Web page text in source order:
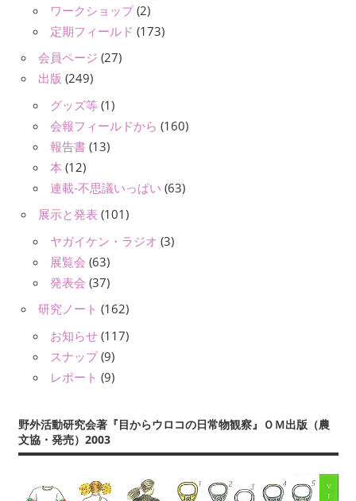
ワークショップ(2)
定期フィールド (173)
会員ページ (27)
出版 (249)
グッズ等 (1)
会報フィールドから (160)
報告書 (13)
本 (12)
連載-不思議いっぱい (63)
展示と発表 (101)
ヤガイケン・ラジオ (3)
展覧会 (63)
発表会 (37)
研究ノート (162)
お知らせ (117)
スナップ(9)
レポート (9)
野外活動研究会著『目からウロコの日常物観察』ＯＭ出版（農
文協・発売）2003